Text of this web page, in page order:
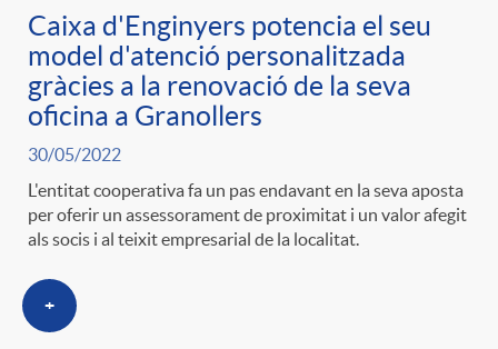
Caixa d'Enginyers potencia el seu
model d'atenció personalitzada
gràcies a la renovació de la seva
oficina a Granollers
30/05/2022
L'entitat cooperativa fa un pas endavant en la seva aposta
per oferir un assessorament de proximitat i un valor afegit
als socis i al teixit empresarial de la localitat.
+